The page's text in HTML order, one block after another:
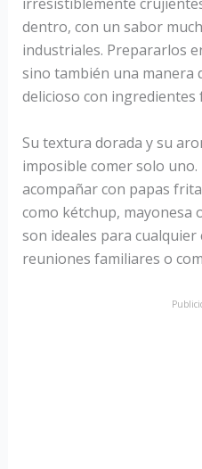
dentro, con un sabor
industriales. Prepararlos
sino también una
delicioso con ingredientes
Su textura dorada y su
imposible comer solo
acompañar con papas
como kétchup, mayonesa
son ideales para
reuniones familiares o